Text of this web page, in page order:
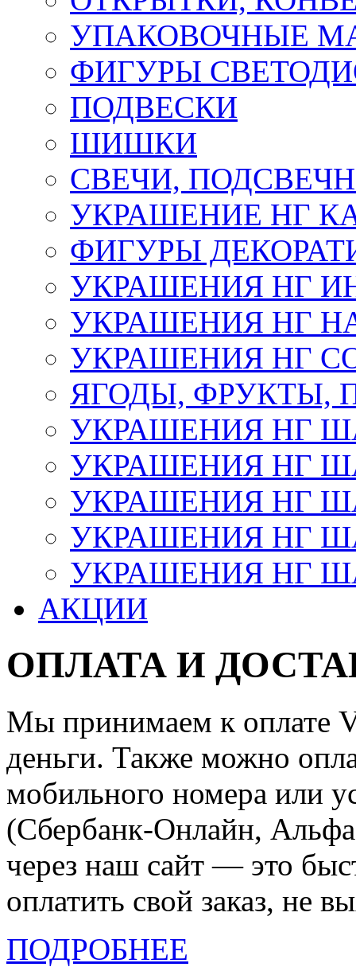
УПАКОВОЧНЫЕ
ФИГУРЫ
ПОДВЕСКИ
ШИШКИ
СВЕЧИ,
УКРАШЕНИЕ НГ
ФИГУРЫ
УКРАШЕНИЯ НГ
УКРАШЕНИЯ НГ
УКРАШЕНИЯ НГ
ЯГОДЫ, ФРУКТЫ,
УКРАШЕНИЯ НГ
УКРАШЕНИЯ НГ
УКРАШЕНИЯ НГ
УКРАШЕНИЯ НГ
УКРАШЕНИЯ НГ
АКЦИИ
ОПЛАТА И
Мы принимаем к оплате
деньги. Также можно
мобильного номера или
(Сбербанк-Онлайн,
через наш сайт — это
оплатить свой заказ, не
ПОДРОБНЕЕ